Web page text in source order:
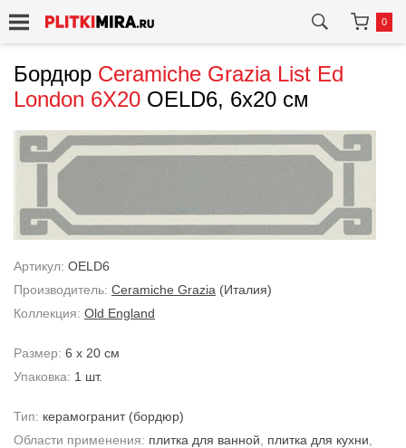
0
Бордюр Ceramiche Grazia List Ed
London 6X20 OELD6, 6x20 см
Артикул: OELD6
Производитель: Ceramiche Grazia (Италия)
Коллекция: Old England
Размер: 6 x 20 см
Упаковка: 1 шт.
Тип: керамогранит (бордюр)
Области применения: плитка для ванной плитка для кухни